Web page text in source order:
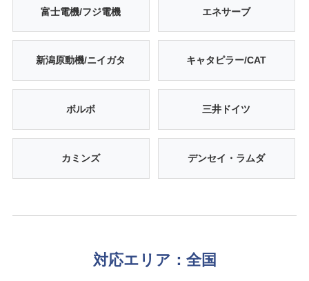
富士電機/フジ電機 エネサーブ
新潟原動機/ニイガタ キャタピラー/CAT
ボルボ 三井ドイツ
カミンズ デンセイ・ラムダ
対応エリア：全国